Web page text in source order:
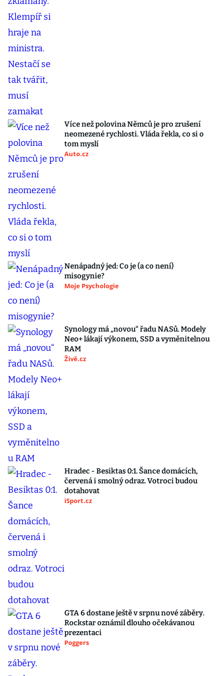
Více než polovina Němců je pro zrušení
neomezené rychlosti. Vláda řekla, co si o
tom myslí
Auto.cz
Nenápadný jed: Co je (a co není)
misogynie?
Moje Psychologie
Synology má „novou“ řadu NASů. Modely
Neo+ lákají výkonem, SSD a vyměnitelnou
RAM
Živě.cz
Hradec - Besiktas 0:1. Šance domácích,
červená i smolný odraz. Votroci budou
dotahovat
iSport.cz
GTA 6 dostane ještě v srpnu nové záběry.
Rockstar oznámil dlouho očekávanou
prezentaci
Poggers